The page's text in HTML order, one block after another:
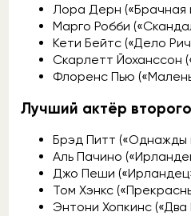
Лора Дерн («Брачная
Марго Робби
Кети Бейтс («Дело
Скарлетт Йоханссон
Флоренс Пью
Лучший актёр
Брэд Питт («Однажды
Аль Пачино
Джо Пеши
Том Хэнкс
Энтони Хопкинс («Два